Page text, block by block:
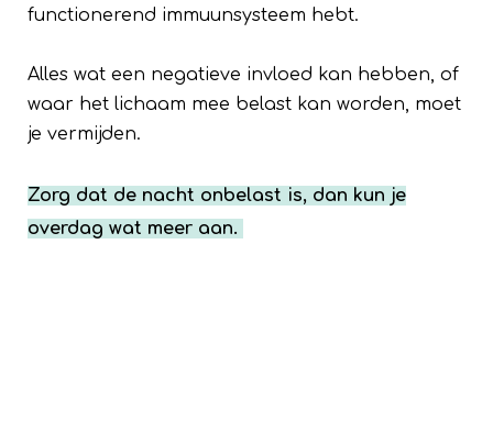
functionerend immuunsysteem hebt.
Alles wat een negatieve invloed kan hebben, of
waar het lichaam mee belast kan worden, moet
je vermijden.
Zorg dat de nacht onbelast is, dan kun je
overdag wat meer aan.